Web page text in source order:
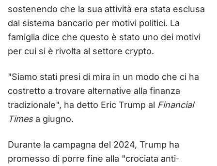
sostenendo che la sua attività era stata esclusa
dal sistema bancario per motivi politici. La
famiglia dice che questo è stato uno dei motivi
per cui si è rivolta al settore crypto.
"Siamo stati presi di mira in un modo che ci ha
costretto a trovare alternative alla finanza
tradizionale", ha detto Eric Trump al Financial
Timesa giugno.
Durante la campagna del 2024, Trump ha
promesso di porre fine alla "crociata anti-